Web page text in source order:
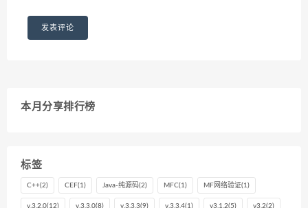
本月分享排行榜
标签
C++(2) CEF(1) Java-纯源码(2) MFC(1) MF网络验证(1)
v.3.2.0(12) v.3.3.0(8) v.3.3.3(9) v.3.3.4(1) v3.1.2(5) v3.2(2)